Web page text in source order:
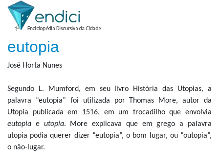
eutopia
José Horta Nunes
Segundo L. Mumford, em seu livro História das Utopias, a
palavra “eutopia” foi utilizada por Thomas More, autor da
Utopia publicada em 1516, em um trocadilho que envolvia
eutopia e utopia. More explicava que em grego a palavra
utopia podia querer dizer “eutopia”, o bom lugar, ou “outopia”,
o não-lugar.